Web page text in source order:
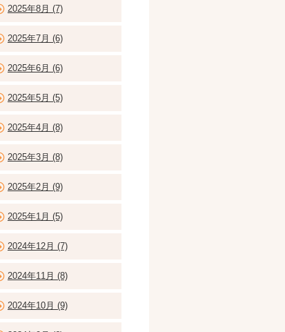
2025年8月 (7)
2025年7月 (6)
2025年6月 (6)
2025年5月 (5)
2025年4月 (8)
2025年3月 (8)
2025年2月 (9)
2025年1月 (5)
2024年12月 (7)
2024年11月 (8)
2024年10月 (9)